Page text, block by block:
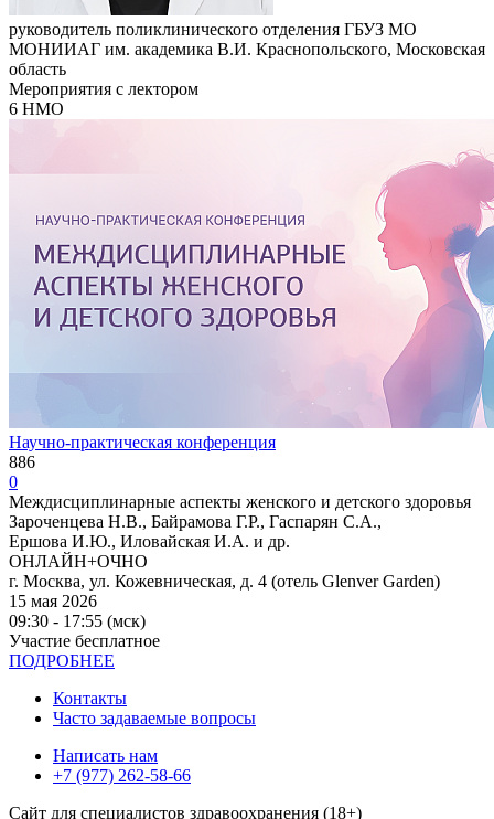
руководитель поликлинического отделения ГБУЗ МО
МОНИИАГ им. академика В.И. Краснопольского, Московская
область
Мероприятия с лектором
6 НМО
Научно-практическая конференция
886
0
Междисциплинарные аспекты женского и детского здоровья
Зароченцева Н.В., Байрамова Г.Р., Гаспарян С.А.,
Ершова И.Ю., Иловайская И.А. и др.
ОНЛАЙН+ОЧНО
г. Москва, ул. Кожевническая, д. 4 (отель Glenver Garden)
15 мая 2026
09:30 - 17:55 (мск)
Участие бесплатное
ПОДРОБНЕЕ
Контакты
Часто задаваемые вопросы
Написать нам
+7 (977) 262-58-66
Сайт для специалистов здравоохранения (18+)